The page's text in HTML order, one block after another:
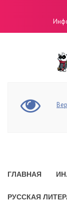
ГЛАВНАЯ
РУССКАЯ